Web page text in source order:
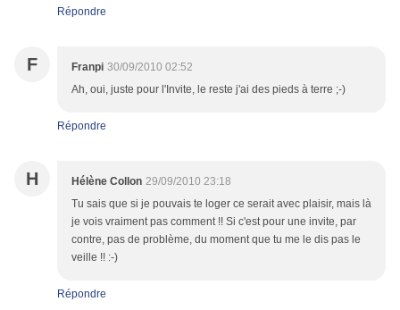
Répondre
F Franpi 30/09/2010 02:52
Ah, oui, juste pour l'Invite, le reste j'ai des pieds à terre ;-)
Répondre
H Hélène Collon 29/09/2010 23:18
Tu sais que si je pouvais te loger ce serait avec plaisir, mais là
je vois vraiment pas comment !! Si c'est pour une invite, par
contre, pas de problème, du moment que tu me le dis pas le
veille !! :-)
Répondre